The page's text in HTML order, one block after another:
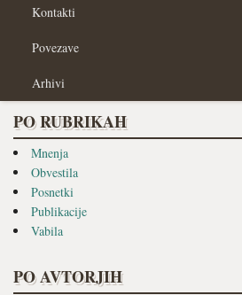
Kontakti
Povezave
Arhivi
PO RUBRIKAH
Mnenja
Obvestila
Posnetki
Publikacije
Vabila
PO AVTORJIH